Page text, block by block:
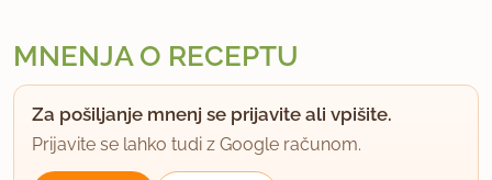
MNENJA O RECEPTU
Za pošiljanje mnenj se prijavite ali vpišite.
Prijavite se lahko tudi z Google računom.